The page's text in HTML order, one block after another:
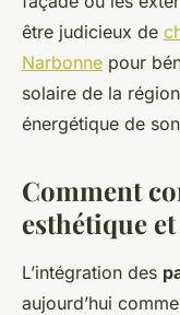
être judicieux de
Narbonne pour
solaire de la
énergétique de
Comment
esthétique
L’intégration des
aujourd’hui